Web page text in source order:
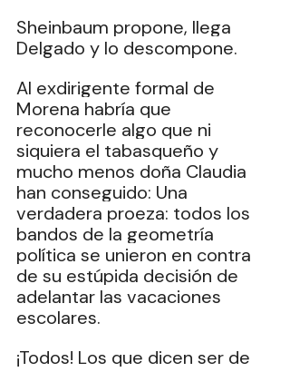
Sheinbaum propone, llega
Delgado y lo descompone.
Al exdirigente formal de
Morena habría que
reconocerle algo que ni
siquiera el tabasqueño y
mucho menos doña Claudia
han conseguido: Una
verdadera proeza: todos los
bandos de la geometría
política se unieron en contra
de su estúpida decisión de
adelantar las vacaciones
escolares.
¡Todos! Los que dicen ser de